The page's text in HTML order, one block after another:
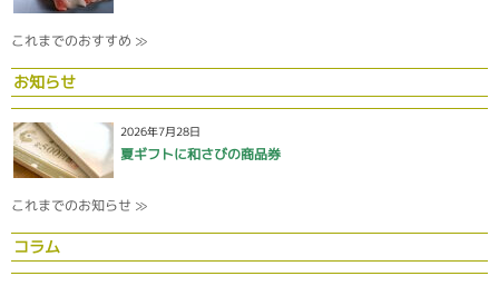
これまでのおすすめ ≫
お知らせ
2026年7月28日
夏ギフトに和さびの商品券
これまでのお知らせ ≫
コラム